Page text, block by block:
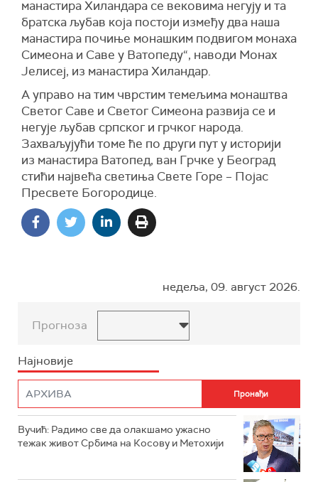
манастира Хиландара се вековима негују и та
братска љубав која постоји између два наша
манастира почиње монашким подвигом монаха
Симеона и Саве у Ватопеду“, наводи Монах
Јелисеј, из манастира Хиландар.
А управо на тим чврстим темељима монаштва
Светог Саве и Светог Симеона развија се и
негује љубав српског и грчког народа.
Захваљујући томе ће по други пут у историји
из манастира Ватопед, ван Грчке у Београд
стићи највећа светиња Свете Горе – Појас
Пресвете Богородице.
недеља, 09. август 2026.
Прогноза
Најновије
Вучић: Радимо све да олакшамо ужасно
тежак живот Србима на Косову и Метохији